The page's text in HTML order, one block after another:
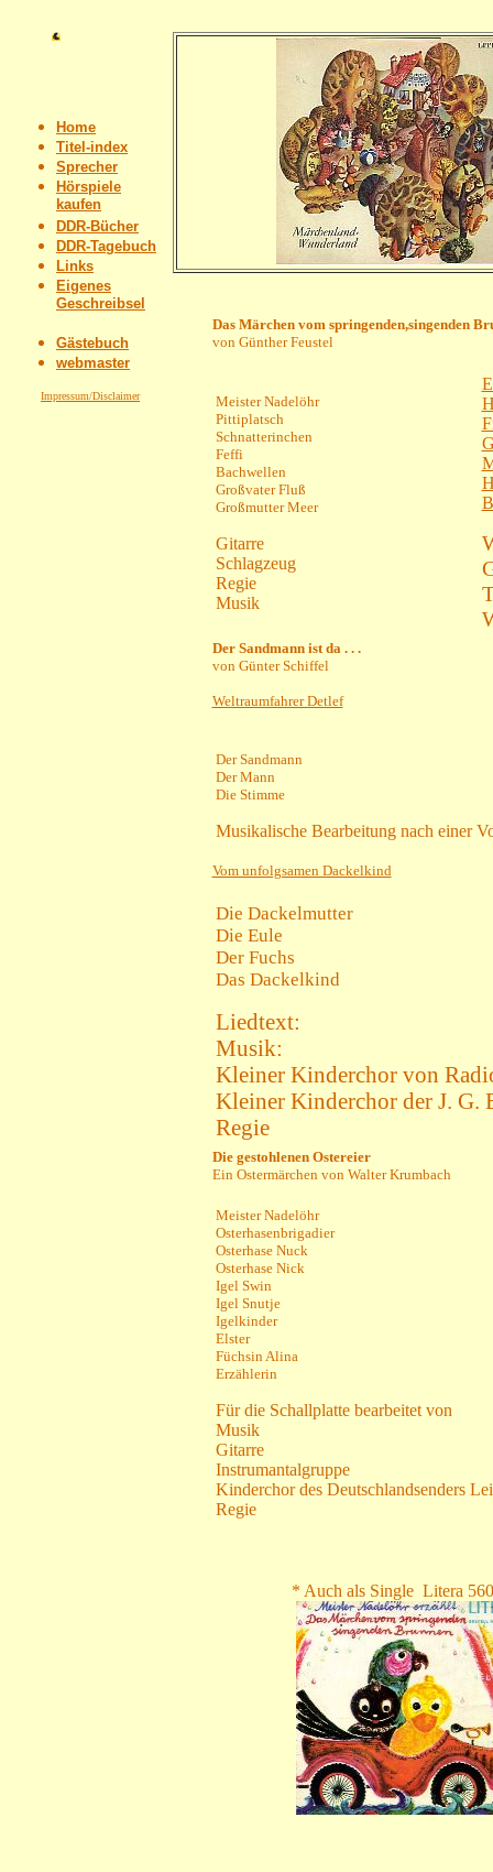
Home
Titel-index
Sprecher
Hörspiele
kaufen
DDR-Bücher
DDR-Tagebuch
Links
Eigenes
Geschreibsel
Gästebuch
webmaster
Impressum/Disclaimer
Das Märchen vom springenden,singenden
von Günther Feustel
Meister Nadelöhr
Pittiplatsch
Schnatterinchen
Feffi
Bachwellen
Großvater Fluß
Großmutter Meer
Gitarre
Schlagzeug
Regie
Musik
Der Sandmann ist da . . .
von Günter Schiffel
Weltraumfahrer Detlef
Der Sandmann
Der Mann
Die Stimme
Musikalische Bearbeitung nach einer
Vom unfolgsamen Dackelkind
Die Dackelmutter
Die Eule
Der Fuchs
Das Dackelkind
Liedtext:
Musik:
Kleiner Kinderchor von
Kleiner Kinderchor der J. G.
Regie
Die gestohlenen Ostereier
Ein Ostermärchen von Walter Krumbach
Meister Nadelöhr
Osterhasenbrigadier
Osterhase Nuck
Osterhase Nick
Igel Swin
Igel Snutje
Igelkinder
Elster
Füchsin Alina
Erzählerin
Für die Schallplatte bearbeitet von
Musik
Gitarre
Instrumantalgruppe
Kinderchor des Deutschlandsenders
Regie
* Auch als Single Litera